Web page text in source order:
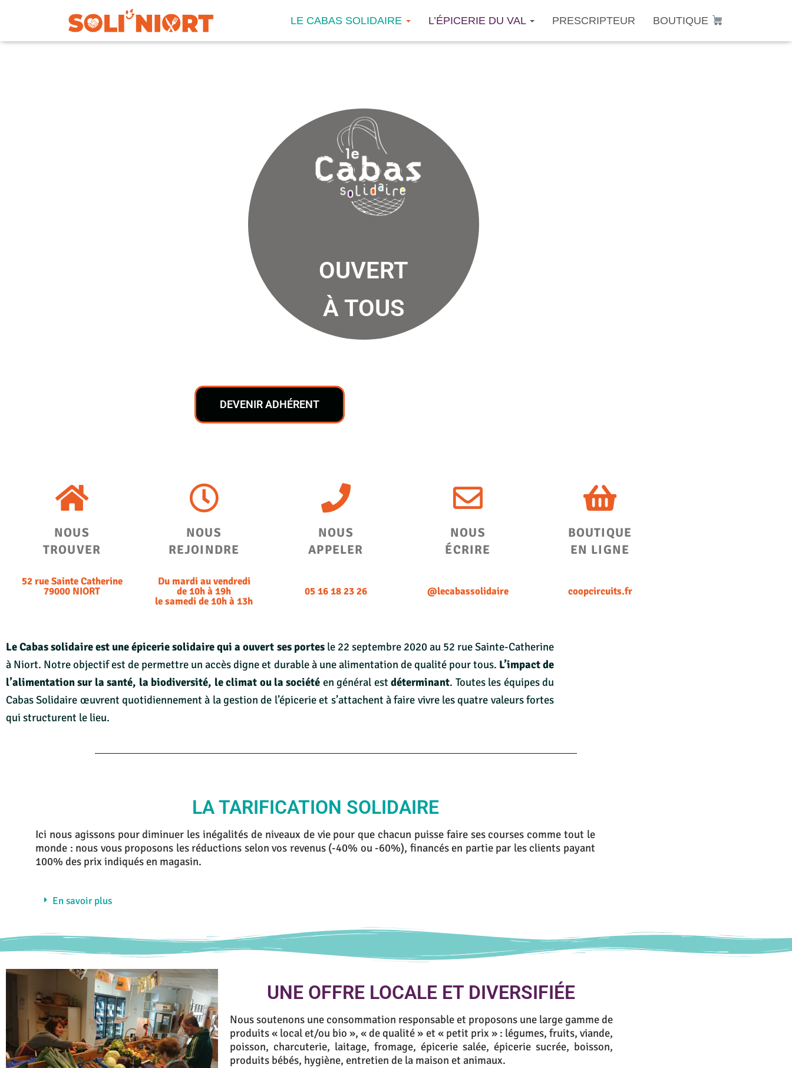
LE CABAS SOLIDAIRE L’ÉPICERIE DU VAL PRESCRIPTEUR BOUTIQUE
OUVERT
À TOUS
DEVENIR ADHÉRENT
NOUS
TROUVER
52 rue Sainte Catherine
79000 NIORT
NOUS
REJOINDRE​
Du mardi au vendredi
de 10h à 19h
le samedi de 10h à 13h
NOUS
APPELER
05 16 18 23 26
NOUS
ÉCRIRE
@lecabassolidaire
BOUTIQUE
EN LIGNE
coopcircuits.fr
Le Cabas solidaire est une épicerie solidaire qui a ouvert ses portes le 22 septembre 2020 au 52 rue Sainte-Catherine
à Niort. Notre objectif est de permettre un accès digne et durable à une alimentation de qualité pour tous. L’impact de
l’alimentation sur la santé, la biodiversité, le climat ou la société en général estdéterminant. Toutes les équipes du
Cabas Solidaire œuvrent quotidiennement à la gestion de l’épicerie et s’attachent à faire vivre les quatre valeurs fortes
qui structurent le lieu.
LA TARIFICATION SOLIDAIRE
Ici nous agissons pour diminuer les inégalités de niveaux de vie pour que chacun puisse faire ses courses comme tout le
monde : nous vous proposons les réductions selon vos revenus (-40% ou -60%), financés en partie par les clients payant
100% des prix indiqués en magasin.
En savoir plus
UNE OFFRE LOCALE ET DIVERSIFIÉE
Nous soutenons une consommation responsable et proposons une large gamme de
produits « local et/ou bio », « de qualité » et « petit prix » : légumes, fruits, viande,
poisson, charcuterie, laitage, fromage, épicerie salée, épicerie sucrée, boisson,
produits bébés, hygiène, entretien de la maison et animaux.